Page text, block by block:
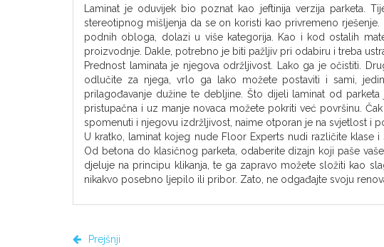
Laminat je oduvijek bio poznat kao jeftinija verzija parketa.
stereotipnog mišljenja da se on koristi kao privremeno
podnih obloga, dolazi u više kategorija. Kao i kod ostalih
proizvodnje. Dakle, potrebno je biti pažljiv pri odabiru i treba
Prednost laminata je njegova održljivost. Lako ga je očistiti.
odlučite za njega, vrlo ga lako možete postaviti i sami,
prilagođavanje dužine te debljine. Što dijeli laminat od
pristupačna i uz manje novaca možete pokriti već površinu.
spomenuti i njegovu izdržljivost, naime otporan je na svjetlost i
U kratko, laminat kojeg nude Floor Experts nudi različite klase
Od betona do klasičnog parketa, odaberite dizajn koji paše
djeluje na principu klikanja, te ga zapravo možete složiti kao
nikakvo posebno ljepilo ili pribor. Zato, ne odgađajte svoju
Prejšnji